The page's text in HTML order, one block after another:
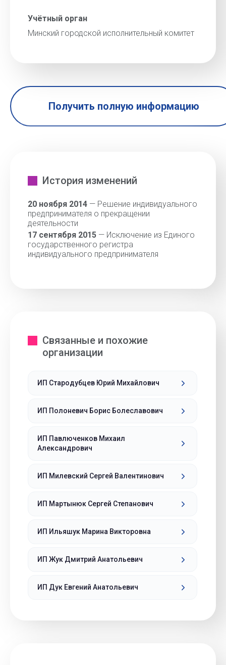
Учётный орган
Минский городской исполнительный комитет
Получить полную информацию
История изменений
20 ноября 2014 — Решение индивидуального
предпринимателя о прекращении
деятельности
17 сентября 2015 — Исключение из Единого
государственного регистра
индивидуального предпринимателя
Связанные и похожие
организации
ИП Стародубцев Юрий Михайлович
ИП Полоневич Борис Болеславович
ИП Павлюченков Михаил
Александрович
ИП Милевский Сергей Валентинович
ИП Мартынюк Сергей Степанович
ИП Ильяшук Марина Викторовна
ИП Жук Дмитрий Анатольевич
ИП Дук Евгений Анатольевич